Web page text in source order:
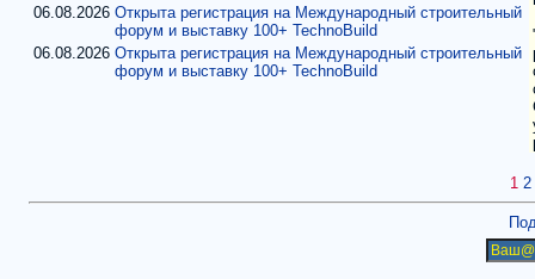
06.08.2026 Открыта регистрация на Международный строительный
форум и выставку 100+ TechnoBuild
06.08.2026 Открыта регистрация на Международный строительный
форум и выставку 100+ TechnoBuild
1 2